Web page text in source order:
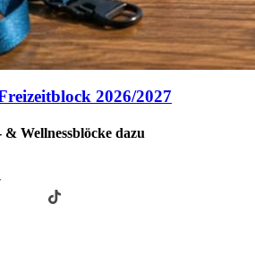
2026/2027
Wellnessblöcke dazu